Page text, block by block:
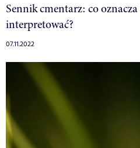
Sennik cmentarz: co
interpretować?
07.11.2022